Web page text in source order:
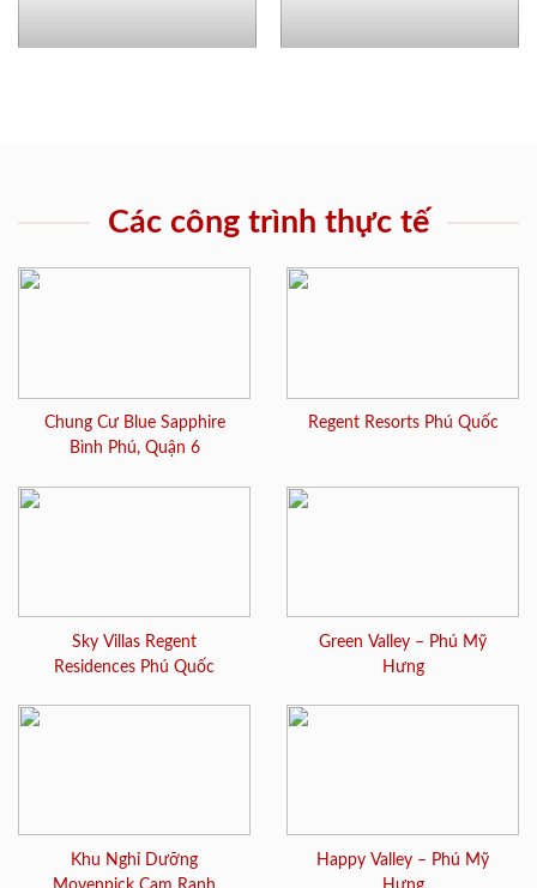
Các công trình thực tế
Chung Cư Blue Sapphire
Bình Phú, Quận 6
Regent Resorts Phú Quốc
Sky Villas Regent
Residences Phú Quốc
Green Valley – Phú Mỹ
Hưng
Khu Nghỉ Dưỡng
Happy Valley – Phú Mỹ